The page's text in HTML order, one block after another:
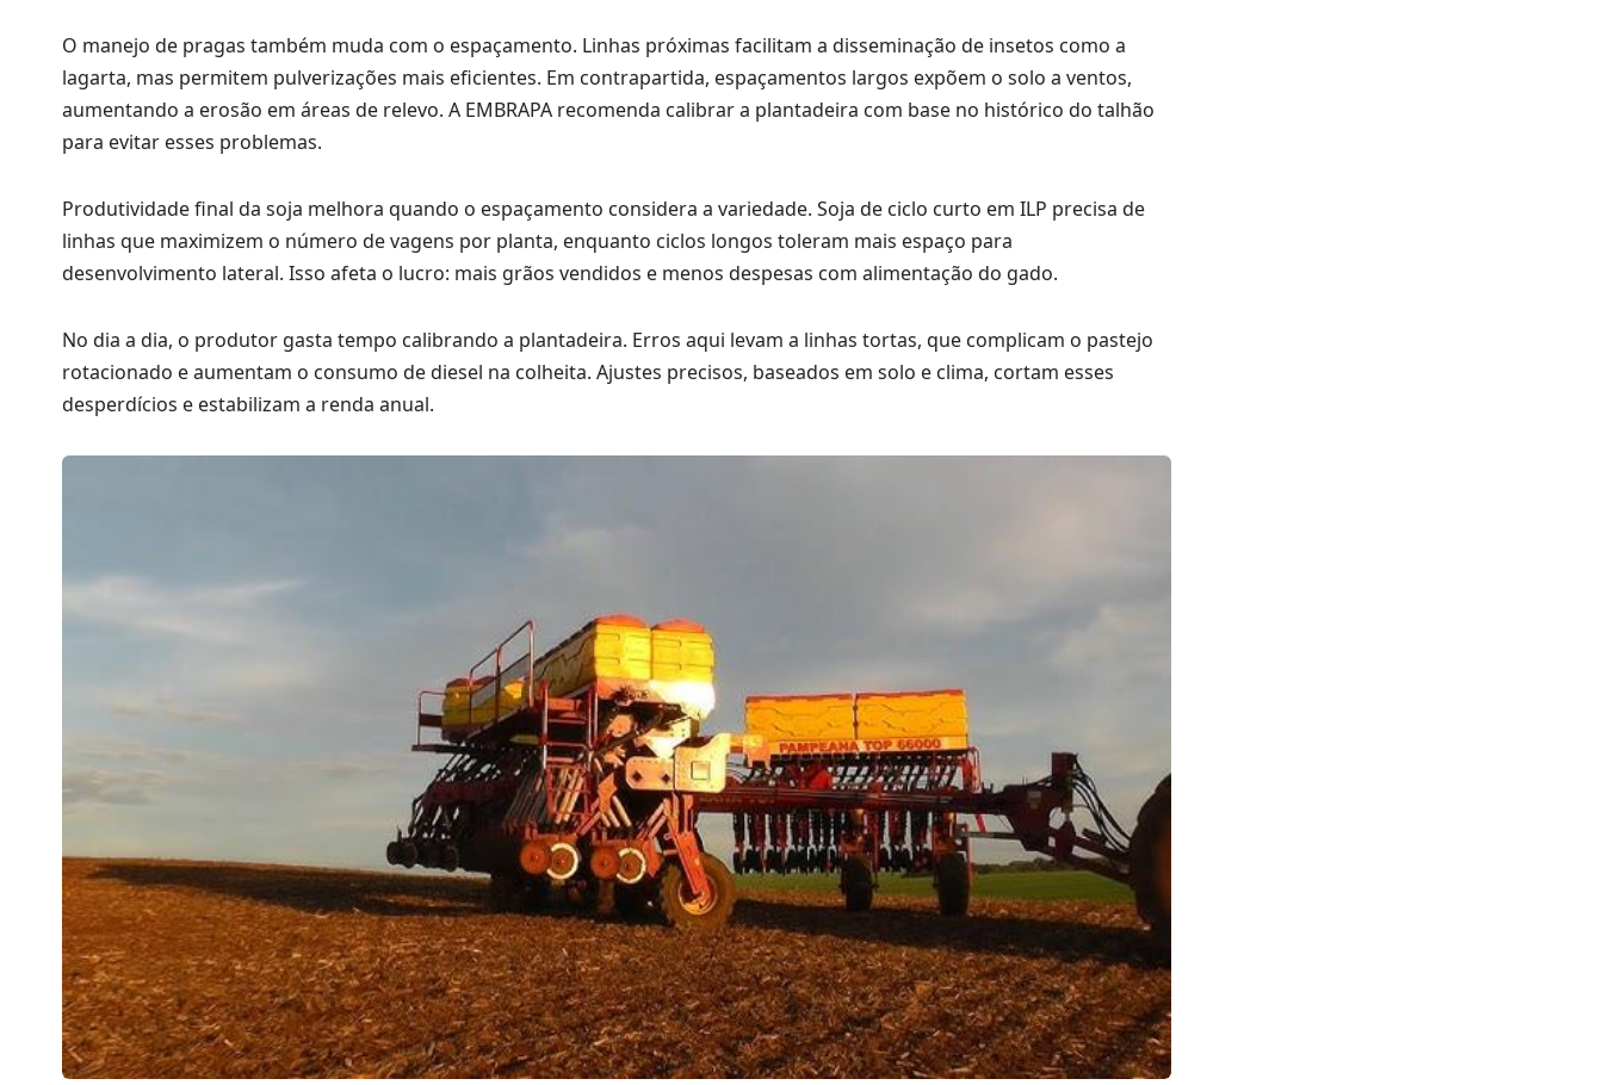
O manejo de pragas também muda com o espaçamento. Linhas próximas facilitam a disseminação de insetos como a
lagarta, mas permitem pulverizações mais eficientes. Em contrapartida, espaçamentos largos expõem o solo a ventos,
aumentando a erosão em áreas de relevo. A EMBRAPA recomenda calibrar a plantadeira com base no histórico do talhão
para evitar esses problemas.
Produtividade final da soja melhora quando o espaçamento considera a variedade. Soja de ciclo curto em ILP precisa de
linhas que maximizem o número de vagens por planta, enquanto ciclos longos toleram mais espaço para
desenvolvimento lateral. Isso afeta o lucro: mais grãos vendidos e menos despesas com alimentação do gado.
No dia a dia, o produtor gasta tempo calibrando a plantadeira. Erros aqui levam a linhas tortas, que complicam o pastejo
rotacionado e aumentam o consumo de diesel na colheita. Ajustes precisos, baseados em solo e clima, cortam esses
desperdícios e estabilizam a renda anual.